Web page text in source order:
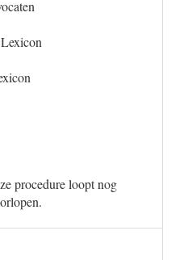
procedure loopt nog